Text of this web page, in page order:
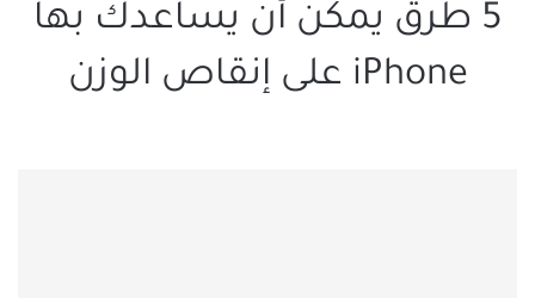
5 طرق يمكن أن يساعدك بها
iPhone على إنقاص الوزن